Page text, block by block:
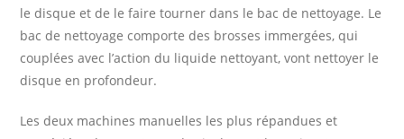
le disque et de le faire tourner dans le bac de nettoyage. Le
bac de nettoyage comporte des brosses immergées, qui
couplées avec l’action du liquide nettoyant, vont nettoyer le
disque en profondeur.
Les deux machines manuelles les plus répandues et